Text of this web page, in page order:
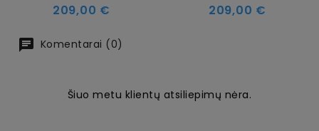
Kaina
209,00 € Kaina
209,00 €
Komentarai (0)
Šiuo metu klientų atsiliepimų nėra.